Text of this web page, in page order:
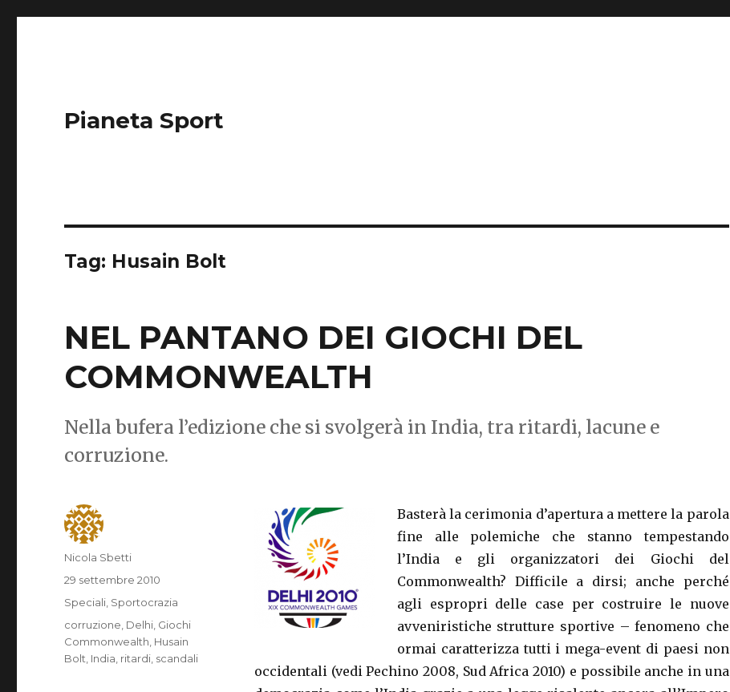
Pianeta Sport
Tag: Husain Bolt
NEL PANTANO DEI GIOCHI DEL
COMMONWEALTH
Nella bufera l’edizione che si svolgerà in India, tra ritardi, lacune e
corruzione.
Basterà la cerimonia d’apertura a mettere la parola
fine alle polemiche che stanno tempestando
l’India e gli organizzatori dei Giochi del
Commonwealth? Difficile a dirsi; anche perché
agli espropri delle case per costruire le nuove
avveniristiche strutture sportive – fenomeno che
ormai caratterizza tutti i mega-event di paesi non
occidentali (vedi Pechino 2008, Sud Africa 2010) e possibile anche in una
Autore
Nicola Sbetti
Pubblicato
il
29 settembre 2010
Categorie
Speciali Sportocrazia
Tag
corruzione Delhi Giochi
Commonwealth Husain
Bolt India ritardi scandali